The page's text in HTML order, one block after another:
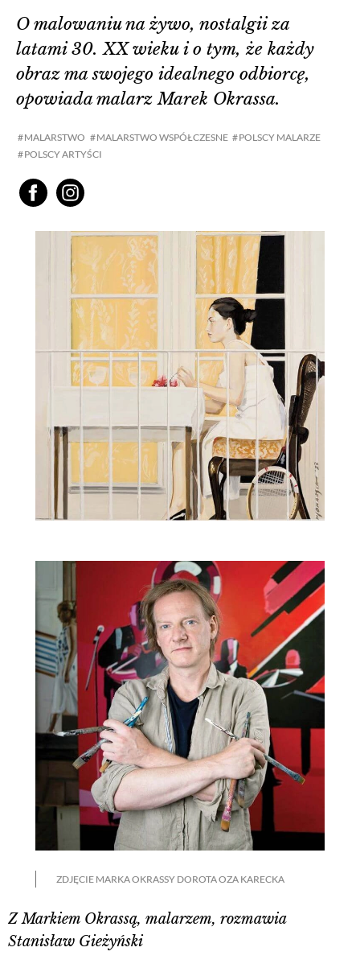
MALARSTWO MALARSTWO WSPÓŁCZESNE
POLSCY MALARZE
POLSCY ARTYŚCI
O malowaniu na żywo, nostalgii za
latami 30. XX wieku i o tym, że każdy
obraz ma swojego idealnego odbiorcę,
opowiada malarz Marek Okrassa.
ZDJĘCIE MARKA OKRASSY DOROTA OZA KARECKA
Z Markiem Okrassą, malarzem, rozmawia
Stanisław Gieżyński